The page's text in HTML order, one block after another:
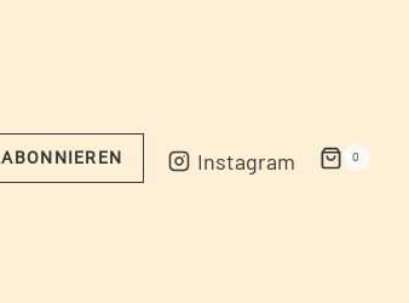
ABONNIEREN Instagram 0